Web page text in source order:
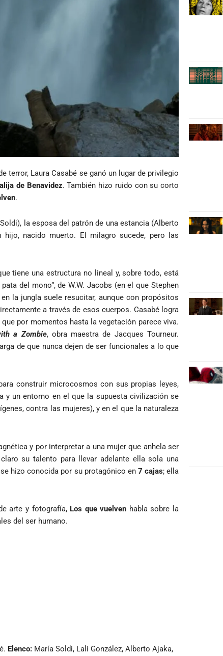
terror, Laura Casabé se ganó un lugar de privilegio
de Benavidez. También hizo ruido con su corto
.
la esposa del patrón de una estancia (Alberto
nacido muerto. El milagro sucede, pero las
tiene una estructura no lineal y, sobre todo, está
del mono”, de W.W. Jacobs (en el que Stephen
la jungla suele resucitar, aunque con propósitos
a través de esos cuerpos. Casabé logra
por momentos hasta la vegetación parece viva.
a Zombie, obra maestra de Jacques Tourneur.
de que nunca dejen de ser funcionales a lo que
construir microcosmos con sus propias leyes,
y un entorno en el que la supuesta civilización se
contra las mujeres), y en el que la naturaleza
y por interpretar a una mujer que anhela ser
su talento para llevar adelante ella sola una
hizo conocida por su protagónico en 7 cajas; ella
arte y fotografía,Los que vuelven habla sobre la
del ser humano.
Elenco: María Soldi, Lali González, Alberto Ajaka,